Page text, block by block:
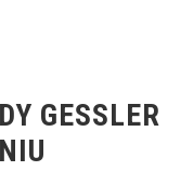
GESSLER